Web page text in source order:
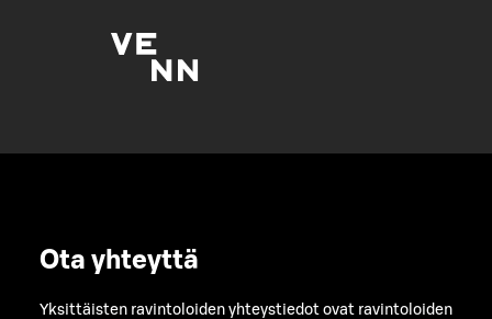
Ota yhteyttä
Yksittäisten ravintoloiden yhteystiedot ovat ravintoloiden